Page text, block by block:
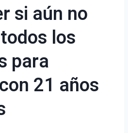
si aún no
los
para
21 años